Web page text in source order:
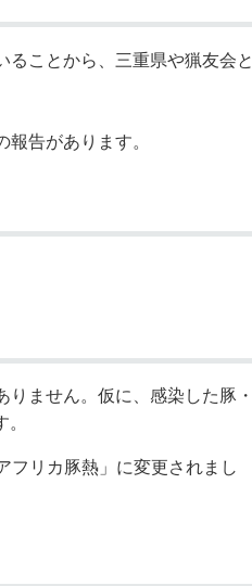
ことから、三重県や猟友会と
告があります。
ません。仮に、感染した豚・
フリカ豚熱」に変更されまし